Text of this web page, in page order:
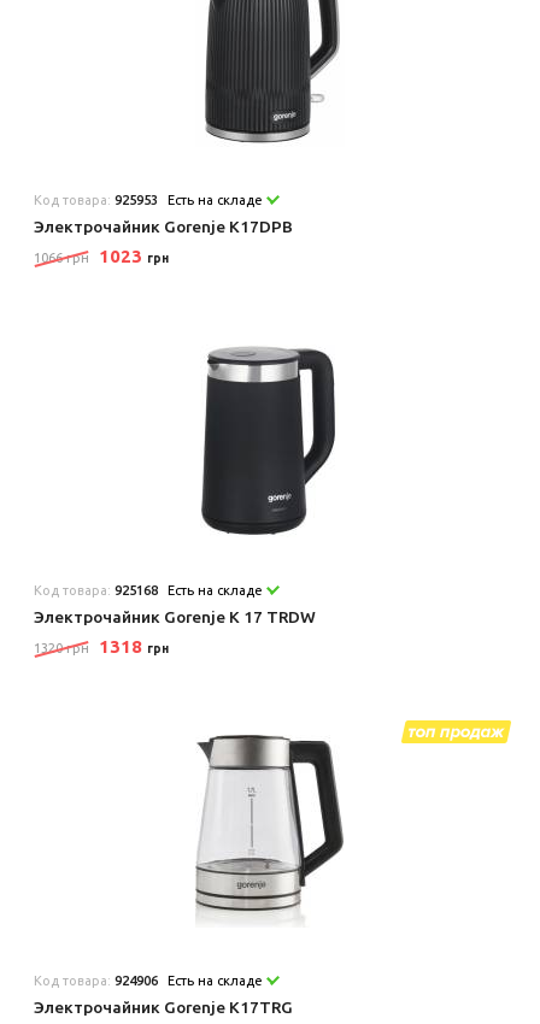
Код товара:925953 Есть на складе
Электрочайник Gorenje K17DPB
1066 грн 1023 грн
Код товара:925168 Есть на складе
Электрочайник Gorenje K 17 TRDW
1320 грн 1318 грн
Код товара:924906 Есть на складе
Электрочайник Gorenje K17TRG